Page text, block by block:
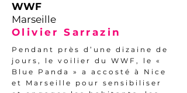
WWF
Marseille
Olivier Sarrazin
Pendant près d’une dizaine de
jours, le voilier du WWF, le «
Blue Panda » a accosté à Nice
et Marseille pour sensibiliser